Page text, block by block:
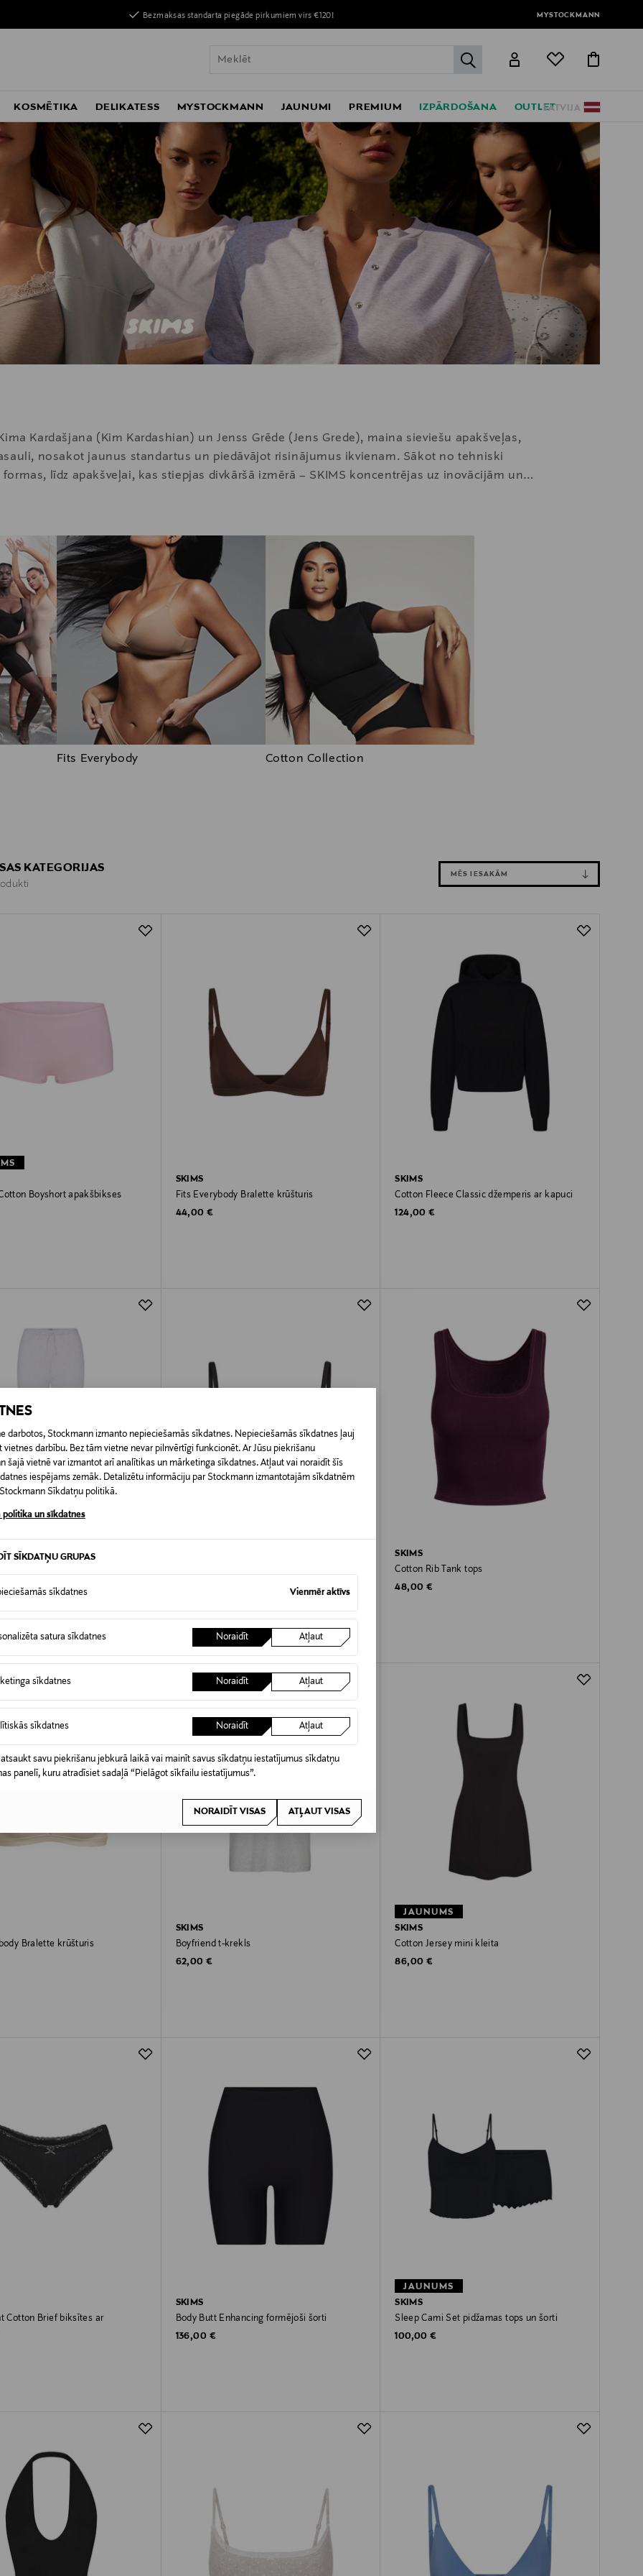
darbotos, Stockmann izmanto nepieciešamās sīkdatnes. Nepieciešamās sīkdatnes ļauj
vietnes darbību. Bez tām vietne nevar pilnvērtīgi funkcionēt. Ar Jūsu piekrišanu
šajā vietnē var izmantot arī analītikas un mārketinga sīkdatnes. Atļaut vai noraidīt šīs
iespējams zemāk. Detalizētu informāciju par Stockmann izmantotajām sīkdatnēm
Sīkdatņu politikā.
politika un sīkdatnes
SĪKDATŅU GRUPAS
sīkdatnes Vienmēr aktīvs
satura sīkdatnes Noraidīt Atļaut
sīkdatnes Noraidīt Atļaut
sīkdatnes Noraidīt Atļaut
atsaukt savu piekrišanu jebkurā laikā vai mainīt savus sīkdatņu iestatījumus sīkdatņu
panelī, kuru atradīsiet sadaļā “Pielāgot sīkfailu iestatījumus”.
NORAIDĪT VISAS ATĻAUT VISAS
Bezmaksas standarta piegāde pirkumiem virs €120! MYSTOCKMANN
label.header.go
LATVIJA
KOSMĒTIKA DELIKATESS MYSTOCKMANN JAUNUMI PREMIUM IZPĀRDOŠANA OUTLET
Kardašjana (Kim Kardashian) un Jenss Grēde (Jens Grede), maina sieviešu apakšveļas,
nosakot jaunus standartus un piedāvājot risinājumus ikvienam. Sākot no tehniski
līdz apakšveļai, kas stiepjas divkāršā izmērā – SKIMS koncentrējas uz inovācijām un
Fits Everybody Cotton Collection
KATEGORIJAS MĒS IESAKĀM
Boyshort apakšbikses
SKIMS
Fits Everybody Bralette krūšturis
Original Price
44,00 €
SKIMS
Cotton Fleece Classic džemperis ar kapuci
Original Price
124,00 €
SKIMS
Cotton Rib Tank tops
Original Price
48,00 €
Bralette krūšturis
SKIMS
Boyfriend t-krekls
Original Price
62,00 €
JAUNUMS
SKIMS
Cotton Jersey mini kleita
Original Price
86,00 €
Cotton Brief biksītes ar
SKIMS
Body Butt Enhancing formējoši šorti
Original Price
136,00 €
JAUNUMS
SKIMS
Sleep Cami Set pidžamas tops un šorti
Original Price
100,00 €